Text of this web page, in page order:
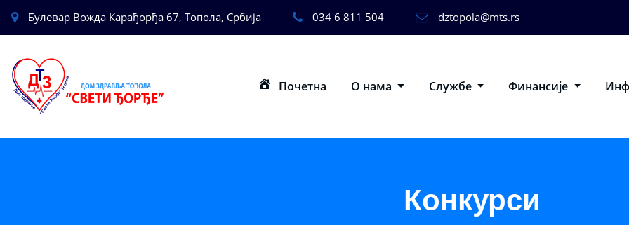
Булевар Вожда Карађорђа 67, Топола, Србија 034 6 811 504 dztopola@mts.rs
Почетна О нама Службе Финансије
Конкурси